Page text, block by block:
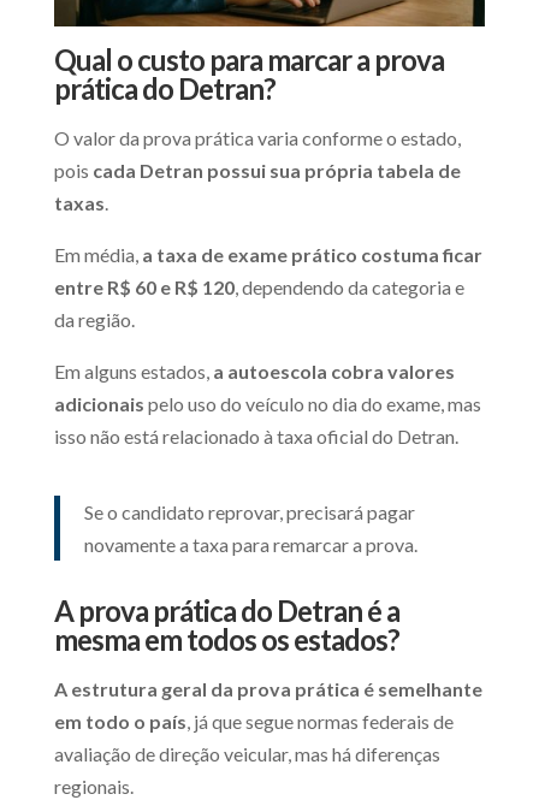
Qual o custo para marcar a prova
prática do Detran?
O valor da prova prática varia conforme o estado,
pois cada Detran possui sua própria tabela de
taxas.
Em média, a taxa de exame prático costuma ficar
entre R$ 60 e R$ 120, dependendo da categoria e
da região.
Em alguns estados,a autoescola cobra valores
adicionais pelo uso do veículo no dia do exame, mas
isso não está relacionado à taxa oficial do Detran.
Se o candidato reprovar, precisará pagar
novamente a taxa para remarcar a prova.
A prova prática do Detran é a
mesma em todos os estados?
A estrutura geral da prova prática é semelhante
em todo o país, já que segue normas federais de
avaliação de direção veicular, mas há diferenças
regionais.